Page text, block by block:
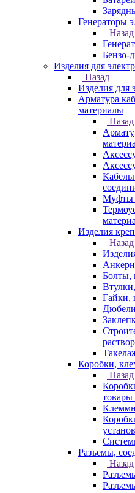
Генераторы
Назад
Бензо-
Изделия для
Назад
Изделия для
Арматура
материалы
Назад
Муфты
Изделия
Назад
Болты,
Гайки,
Коробки,
Назад
товары
Разъемы,
Назад